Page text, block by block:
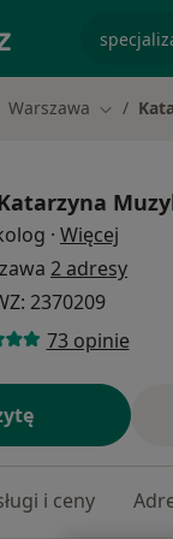
Warszawa Zmień
· Więcej
2 adresy
2370209
73 opinie
i ceny